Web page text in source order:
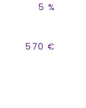
5 %
570 €